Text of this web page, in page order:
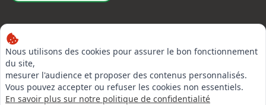
Nous utilisons des cookies pour assurer le bon fonctionnement
du site,
mesurer l'audience et proposer des contenus personnalisés.
Vous pouvez accepter ou refuser les cookies non essentiels.
En savoir plus sur notre politique de confidentialité
LinkedIn
Instagram